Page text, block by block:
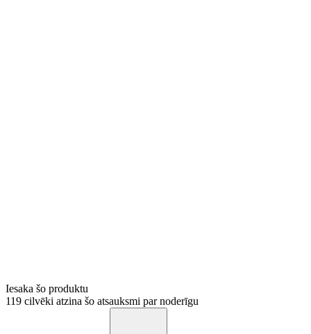
Iesaka šo produktu
119 cilvēki atzina šo atsauksmi par noderīgu